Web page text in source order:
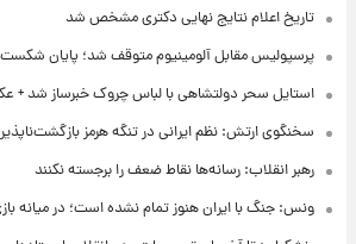
اعلام نتایج نهایی دکتری مشخص شد
مقابل آلومینیوم متوقف شد؛ پایان شکست‌ناپذیری تارتار
سحر دولتشاهی با لباس چروک خبرساز شد + عکس
ارتش: نظم ایرانی در تنگه هرمز بازگشت‌ناپذیر است
رسانه‌ها نقاط ضعف را برجسته نکنند
با ایران هنوز تمام نشده است؛ در میانه بازی هستیم